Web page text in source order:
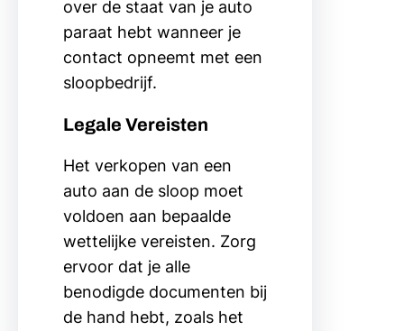
over de staat van je auto
paraat hebt wanneer je
contact opneemt met een
sloopbedrijf.
Legale Vereisten
Het verkopen van een
auto aan de sloop moet
voldoen aan bepaalde
wettelijke vereisten. Zorg
ervoor dat je alle
benodigde documenten bij
de hand hebt, zoals het